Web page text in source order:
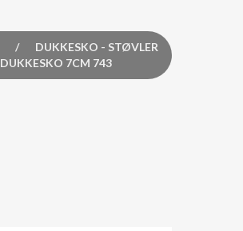
/
DUKKESKO - STØVLER
DUKKESKO 7CM 743